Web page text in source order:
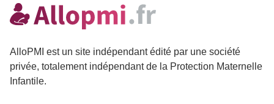
AlloPMI est un site indépendant édité par une société
privée, totalement indépendant de la Protection Maternelle
Infantile.